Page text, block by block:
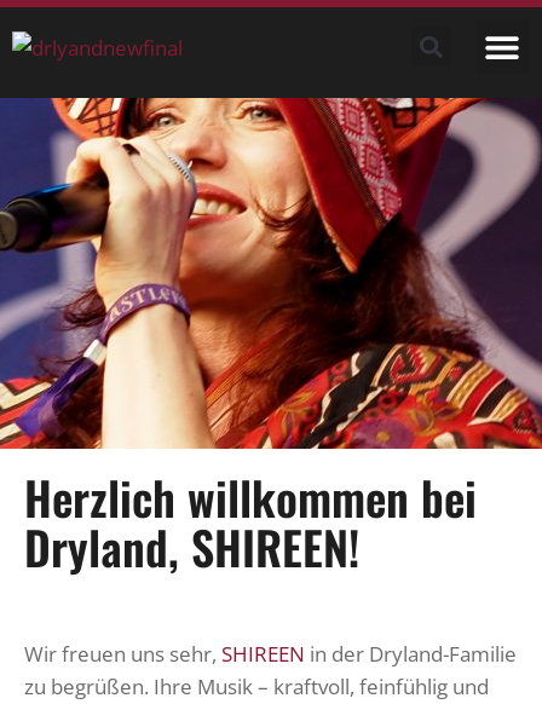
Herzlich willkommen bei
Dryland, SHIREEN!
Wir freuen uns sehr, SHIREEN in der Dryland-Familie
zu begrüßen. Ihre Musik – kraftvoll, feinfühlig und